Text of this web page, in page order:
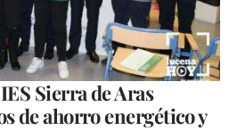
Sierra de Aras
de ahorro energético y